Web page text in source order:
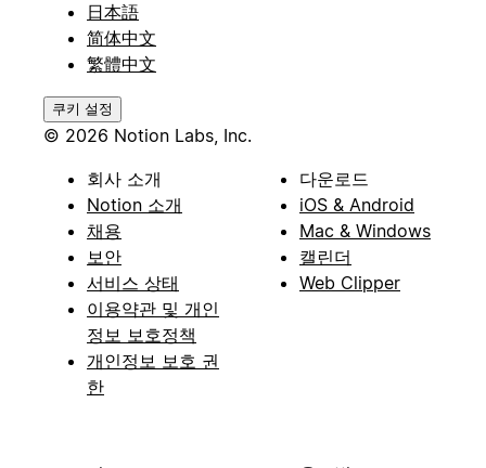
日本語
简体中文
繁體中文
쿠키 설정
© 2026 Notion Labs, Inc.
회사 소개
Notion 소개
채용
보안
서비스 상태
이용약관 및 개인
정보 보호정책
개인정보 보호 권
한
다운로드
iOS & Android
Mac & Windows
캘린더
Web Clipper